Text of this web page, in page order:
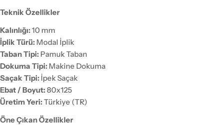
Teknik Özellikler
Kalınlığı:10 mm
İplik Türü: Modal İplik
Taban Tipi: Pamuk Taban
Dokuma Tipi: Makine Dokuma
Saçak Tipi: İpek Saçak
Ebat / Boyut:80x125
Üretim Yeri:Türkiye (TR)
Öne Çıkan Özellikler